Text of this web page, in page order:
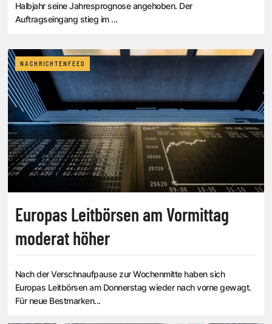
Halbjahr seine Jahresprognose angehoben. Der
Auftragseingang stieg im ...
NACHRICHTENFEED
Europas Leitbörsen am Vormittag
moderat höher
Nach der Verschnaufpause zur Wochenmitte haben sich
Europas Leitbörsen am Donnerstag wieder nach vorne gewagt.
Für neue Bestmarken...